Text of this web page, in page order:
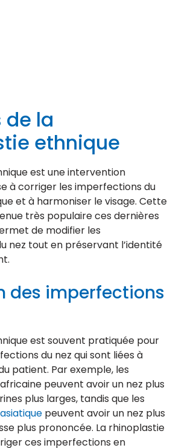
la
ethnique
est une intervention
à corriger les imperfections du
et à harmoniser le visage. Cette
très populaire ces dernières
de modifier les
nez tout en préservant l’identité
des imperfections
est souvent pratiquée pour
du nez qui sont liées à
patient. Par exemple, les
peuvent avoir un nez plus
plus larges, tandis que les
peuvent avoir un nez plus
plus prononcée. La rhinoplastie
ces imperfections en